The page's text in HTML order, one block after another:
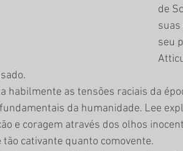
de
suas
seu
habilmente as tensões raciais da
da humanidade. Lee
e coragem através dos olhos
cativante quanto comovente.